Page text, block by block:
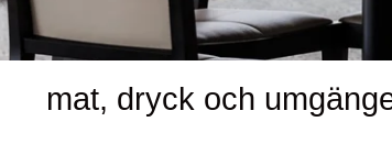
mat, dryck och